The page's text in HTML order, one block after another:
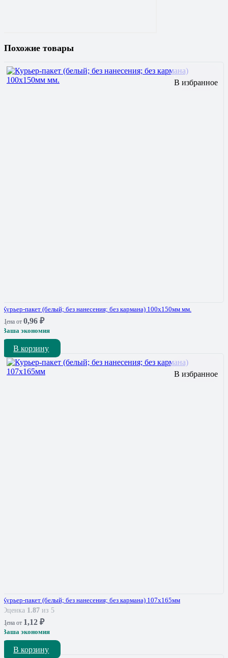
Похожие товары
В избранное
Курьер-пакет (белый; без нанесения; без кармана) 100х150мм мм.
Цена от 0,96 ₽
Ваша экономия
В корзину
В избранное
Курьер-пакет (белый; без нанесения; без кармана) 107х165мм
Оценка 1.87 из 5
Цена от 1,12 ₽
Ваша экономия
В корзину